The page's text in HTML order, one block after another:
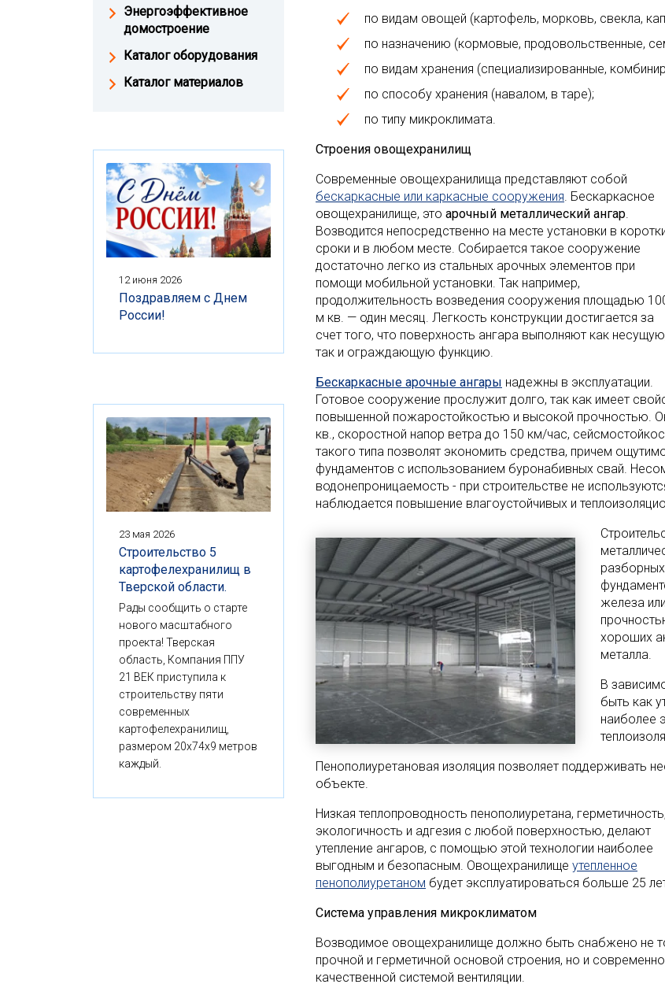
по видам овощей (картофель, морковь, свекла,
по назначению (кормовые, продовольственные,
по видам хранения (специализированные,
по способу хранения (навалом, в таре);
по типу микроклимата.
Строения овощехранилищ
Современные овощехранилища представляют собой
бескаркасные или каркасные сооружения. Бескаркасное
овощехранилище, это арочный металлический ангар.
Возводится непосредственно на месте установки в
сроки и в любом месте. Собирается такое сооружение
достаточно легко из стальных арочных элементов при
помощи мобильной установки. Так например,
продолжительность возведения сооружения площадью
м кв. — один месяц. Легкость конструкции достигается за
счет того, что поверхность ангара выполняют как
так и ограждающую функцию.
Бескаркасные арочные ангары надежны в эксплуатации.
Готовое сооружение прослужит долго, так как имеет
повышенной пожаростойкостью и высокой прочностью.
кв., скоростной напор ветра до 150 км/час,
такого типа позволят экономить средства, причем
фундаментов с использованием буронабивных свай.
водонепроницаемость - при строительстве не
наблюдается повышение влагоустойчивых и
железа
хороших
металла.
В
быть как
наиболее
Пенополиуретановая изоляция позволяет поддерживать
объекте.
Низкая теплопроводность пенополиуретана, герметичность,
экологичность и адгезия с любой поверхностью, делают
утепление ангаров, с помощью этой технологии наиболее
выгодным и безопасным. Овощехранилище утепленное
пенополиуретаном будет эксплуатироваться больше 25
Система управления микроклиматом
Возводимое овощехранилище должно быть снабжено не
прочной и герметичной основой строения, но и
качественной системой вентиляции.
Энергоэффективное
домостроение
Каталог оборудования
Каталог материалов
12 июня 2026
Поздравляем с Днем
России!
23 мая 2026
Строительство 5
картофелехранилищ в
Тверской области.
Рады сообщить о старте
нового масштабного
проекта! Тверская
область, Компания ППУ
21 ВЕК приступила к
строительству пяти
современных
картофелехранилищ,
размером 20x74x9 метров
каждый.